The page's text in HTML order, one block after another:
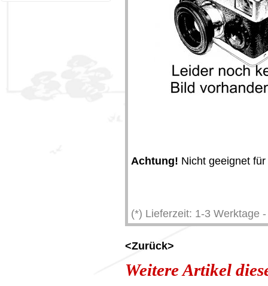
Achtung! Nicht geeignet
(*) Lieferzeit: 1-3 Werktage
<Zurück>
Weitere Artikel